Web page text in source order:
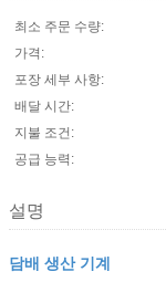
최소 주문 수량:
가격:
포장 세부 사항:
배달 시간:
지불 조건:
공급 능력:
설명
담배 생산 기계